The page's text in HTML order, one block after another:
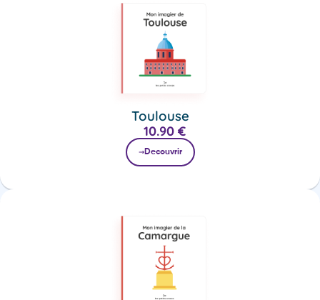
Toulouse
10.90 €
Decouvrir